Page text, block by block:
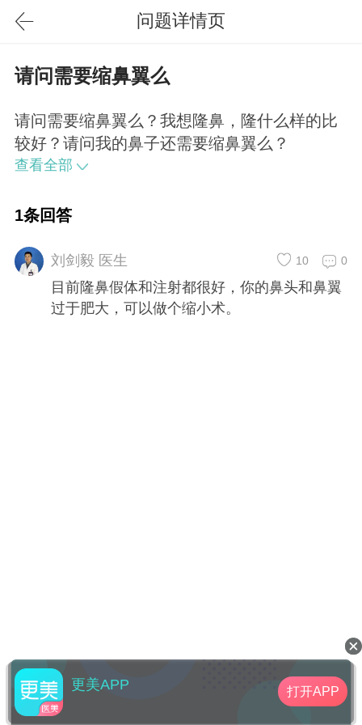
问题详情页
请问需要缩鼻翼么
请问需要缩鼻翼么？我想隆鼻，隆什么样的比
较好？请问我的鼻子还需要缩鼻翼么？
查看全部
1条回答
刘剑毅 医生 0
10
目前隆鼻假体和注射都很好，你的鼻头和鼻翼
过于肥大，可以做个缩小术。
更美APP 打开APP